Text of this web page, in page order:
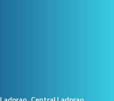
Ladprao, Central Ladprao